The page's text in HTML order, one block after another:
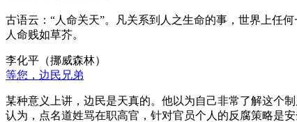
古语云：“人命关天”。凡关系到人之生命的事，世界上任
人命贱如草芥。
李化平（挪威森林）
等您，边民兄弟
某种意义上讲，边民是天真的。他以为自己非常了解这个
认为，点名道姓骂在职高官，针对官员个人的反腐策略是安